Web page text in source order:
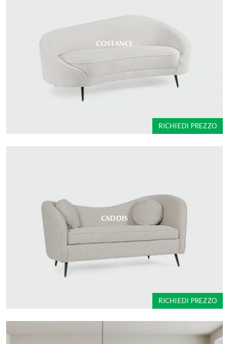
COSTANCE
RICHIEDI PREZZO
CADDIS
RICHIEDI PREZZO